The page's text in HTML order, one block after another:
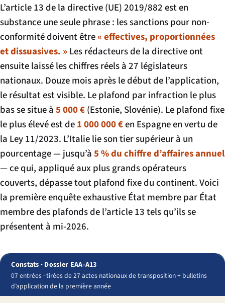
L’article 13 de la directive (UE) 2019/882 est en
substance une seule phrase : les sanctions pour non-
conformité doivent être« effectives, proportionnées
et dissuasives. »Les rédacteurs de la directive ont
ensuite laissé les chiffres réels à 27 législateurs
nationaux. Douze mois après le début de l’application,
le résultat est visible. Le plafond par infraction le plus
bas se situe à5 000 €(Estonie, Slovénie). Le plafond fixe
le plus élevé est de1 000 000 €en Espagne en vertu de
la Ley 11/2023. L’Italie lie son tier supérieur à un
pourcentage — jusqu’à5 % du chiffre d’affaires annuel
— ce qui, appliqué aux plus grands opérateurs
couverts, dépasse tout plafond fixe du continent. Voici
la première enquête exhaustive État membre par État
membre des plafonds de l’article 13 tels qu’ils se
présentent à mi-2026.
Constats · Dossier EAA-A13
07 entrées · tirées de 27 actes nationaux de transposition + bulletins
d’application de la première année